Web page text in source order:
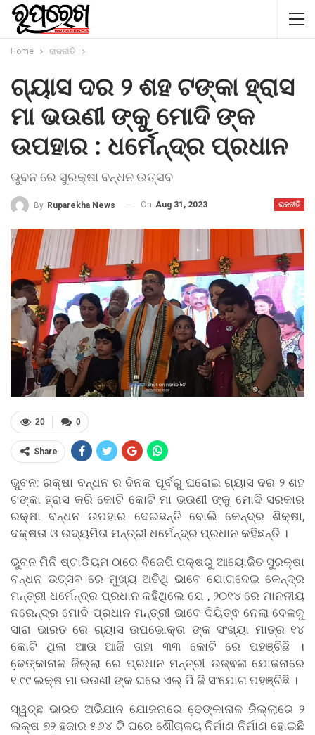
Home ରାଜନୀତି
ଗ୍ୟାସ ଦର ୨ ଶହ ଟଙ୍କା ହ୍ରାସ
ମା ଭଉଣୀ ଙ୍କୁ ମୋଦି ଙ୍କ
ଉପହାର : ଧର୍ମେନ୍ଦ୍ର ପ୍ରଧାନ
ଭୁବନ ରେ ସୁରକ୍ଷା ବନ୍ଧନ ଉତ୍ସବ
ରାଜନୀତି
By Ruparekha News On Aug 31, 2023
0
20
Share
ଭୁବନ: ରକ୍ଷା ବନ୍ଧନ ର ଦିନକ ପୂର୍ବରୁ ଘରୋଇ ଗ୍ୟାସ ଦର ୨ ଶହ
ଟଙ୍କା ହ୍ରାସ କରି କୋଟି କୋଟି ମା ଭଉଣୀ ଙ୍କୁ ମୋଦି ସରକାର
ରକ୍ଷା ବନ୍ଧନ ଉପହାର ଦେଇଛନ୍ତି ବୋଲି କେନ୍ଦ୍ର ଶିକ୍ଷା,
ଦକ୍ଷତା ଓ ଉଦ୍ୟମିତା ମନ୍ତ୍ରୀ ଧର୍ମେନ୍ଦ୍ର ପ୍ରଧାନ କହିଛନ୍ତି ।
ଭୁବନ ମିନି ଷ୍ଟାଡିୟମ ଠାରେ ବିଜେପି ପକ୍ଷରୁ ଆୟୋଜିତ ସୁରକ୍ଷା
ବନ୍ଧନ ଉତ୍ସବ ରେ ମୁଖ୍ୟ ଅତିଥି ଭାବେ ଯୋଗଦେଇ କେନ୍ଦ୍ର
ମନ୍ତ୍ରୀ ଧର୍ମେନ୍ଦ୍ର ପ୍ରଧାନ କହିଥିଲେ ଯେ , ୨୦୧୪ ରେ ମାନନୀୟ
ନରେନ୍ଦ୍ର ମୋଦି ପ୍ରଧାନ ମନ୍ତ୍ରୀ ଭାବେ ଦିୟିତ୍ଵ ନେଲା ବେଳକୁ
ସାରା ଭାରତ ରେ ଗ୍ୟାସ ଉପଭୋକ୍ତା ଙ୍କ ସଂଖ୍ୟା ମାତ୍ର ୧୪
କୋଟି ଥିଲା ଆଉ ଆଜି ତାହା ୩୩ କୋଟି ରେ ପହଞ୍ଚିଛି ।
ଢେ଼ଙ୍କାନାଳ ଜିଲ୍ଲା ରେ ପ୍ରଧାନ ମନ୍ତ୍ରୀ ଉଜ୍ଵଳା ଯୋଜନାରେ
୧.୯୯ ଲକ୍ଷ ମା ଭଉଣୀ ଙ୍କ ଘରେ ଏଲ୍ ପି ଜି ସଂଯୋଗ ପହଞ୍ଚିଛି ।
ସ୍ୱଚ୍ଛ ଭାରତ ଅଭିଯାନ ଯୋଜନାରେ ଢେ଼ଙ୍କାନାଳ ଜିଲ୍ଲାରେ ୨
ଲକ୍ଷ ୭୨ ହଜାର ୫୬୪ ଟି ଘରେ ଶୌଚାଳୟ ନିର୍ମାଣ ନିର୍ମାଣ ହୋଇଛି